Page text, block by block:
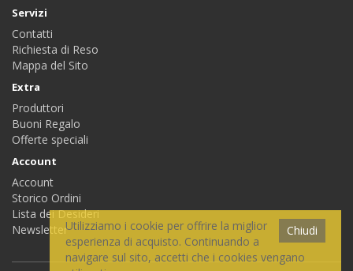
Servizi
Contatti
Richiesta di Reso
Mappa del Sito
Extra
Produttori
Buoni Regalo
Offerte speciali
Account
Account
Storico Ordini
Lista dei Desideri
Newsletter
Chiudi
Utilizziamo i cookie per offrire la miglior
esperienza di acquisto. Continuando a
navigare sul sito, accetti che i cookies vengano